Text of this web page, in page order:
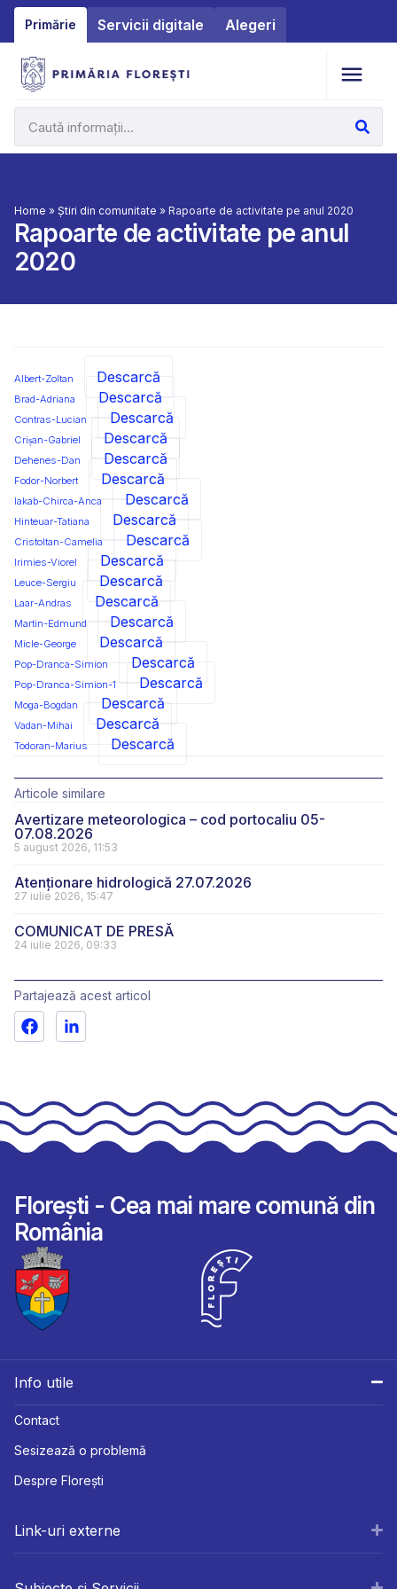
Primărie Servicii digitale Alegeri
Home » Știri din comunitate » Rapoarte de activitate pe anul 2020
Rapoarte de activitate pe anul
2020
Albert-Zoltan Descarcă
Brad-Adriana Descarcă
Contras-Lucian Descarcă
Crișan-Gabriel Descarcă
Dehenes-Dan Descarcă
Fodor-Norbert Descarcă
Iakab-Chirca-Anca Descarcă
Hinteuar-Tatiana Descarcă
Cristoltan-Camelia Descarcă
Irimies-Viorel Descarcă
Leuce-Sergiu Descarcă
Laar-Andras Descarcă
Martin-Edmund Descarcă
Micle-George Descarcă
Pop-Dranca-Simion Descarcă
Pop-Dranca-Simion-1 Descarcă
Moga-Bogdan Descarcă
Vadan-Mihai Descarcă
Todoran-Marius Descarcă
Articole similare
Avertizare meteorologica – cod portocaliu 05-
07.08.2026
5 august 2026, 11:53
Atenționare hidrologică 27.07.2026
27 iulie 2026, 15:47
COMUNICAT DE PRESĂ
24 iulie 2026, 09:33
Partajează acest articol
Florești - Cea mai mare comună din
România
Info utile
Contact
Sesizează o problemă
Despre Florești
Link-uri externe